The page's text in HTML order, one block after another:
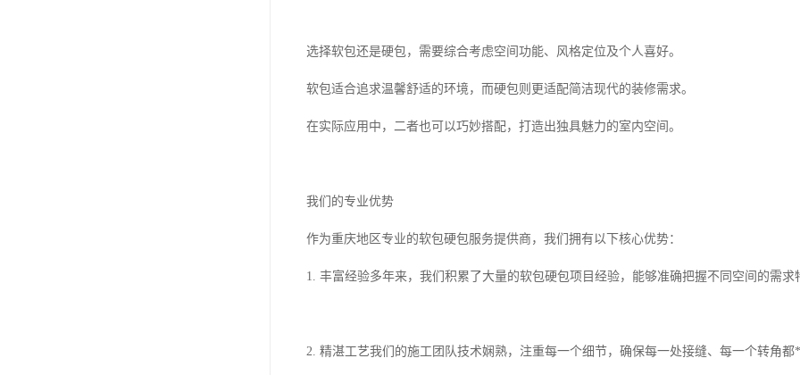
选择软包还是硬包，需要综合考虑空间功能、风格定位及个人喜好。
软包适合追求温馨舒适的环境，而硬包则更适配简洁现代的装修需求。
在实际应用中，二者也可以巧妙搭配，打造出独具魅力的室内空间。
我们的专业优势
作为重庆地区专业的软包硬包服务提供商，我们拥有以下核心优势：
1. 丰富经验多年来，我们积累了大量的软包硬包项目经验，能够准确把握不同空间的需
2. 精湛工艺我们的施工团队技术娴熟，注重每一个细节，确保每一处接缝、每一个转角